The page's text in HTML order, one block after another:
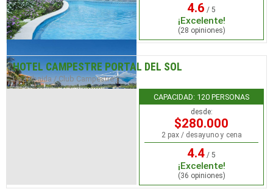
4.6 / 5
¡Excelente!
(28 opiniones)
HOTEL CAMPESTRE PORTAL DEL SOL
La Tebaida / Club Campestre
CAPACIDAD: 120 PERSONAS
desde:
$280.000
2 pax / desayuno y cena
4.4 / 5
¡Excelente!
(36 opiniones)